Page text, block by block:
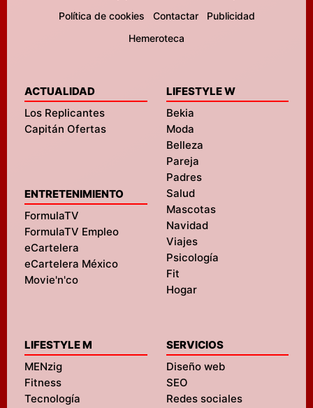
Política de cookies
Contactar
Publicidad
Hemeroteca
ACTUALIDAD
Los Replicantes
Capitán Ofertas
ENTRETENIMIENTO
FormulaTV
FormulaTV Empleo
eCartelera
eCartelera México
Movie'n'co
LIFESTYLE W
Bekia
Moda
Belleza
Pareja
Padres
Salud
Mascotas
Navidad
Viajes
Psicología
Fit
Hogar
LIFESTYLE M
MENzig
Fitness
Tecnología
SERVICIOS
Diseño web
SEO
Redes sociales